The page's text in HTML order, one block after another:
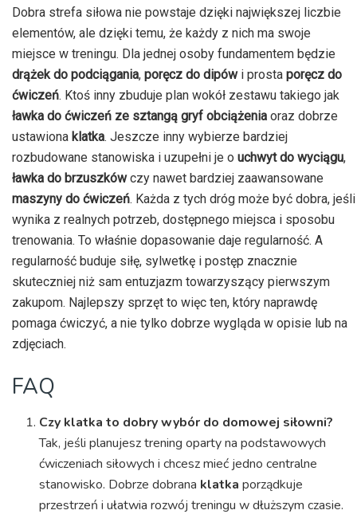
Dobra strefa siłowa nie powstaje dzięki największej liczbie
elementów, ale dzięki temu, że każdy z nich ma swoje
miejsce w treningu. Dla jednej osoby fundamentem będzie
drążek do podciągania, poręcz do dipówi prosta poręcz do
ćwiczeń. Ktoś inny zbuduje plan wokół zestawu takiego jak
ławka do ćwiczeń ze sztangą gryf obciążenia oraz dobrze
ustawiona klatka. Jeszcze inny wybierze bardziej
rozbudowane stanowiska i uzupełni je o uchwyt do wyciągu,
ławka do brzuszkówczy nawet bardziej zaawansowane
maszyny do ćwiczeń. Każda z tych dróg może być dobra, jeśli
wynika z realnych potrzeb, dostępnego miejsca i sposobu
trenowania. To właśnie dopasowanie daje regularność. A
regularność buduje siłę, sylwetkę i postęp znacznie
skuteczniej niż sam entuzjazm towarzyszący pierwszym
zakupom. Najlepszy sprzęt to więc ten, który naprawdę
pomaga ćwiczyć, a nie tylko dobrze wygląda w opisie lub na
zdjęciach.
FAQ
Czy klatka to dobry wybór do domowej siłowni?
Tak, jeśli planujesz trening oparty na podstawowych
ćwiczeniach siłowych i chcesz mieć jedno centralne
stanowisko. Dobrze dobrana klatka porządkuje
przestrzeń i ułatwia rozwój treningu w dłuższym czasie.